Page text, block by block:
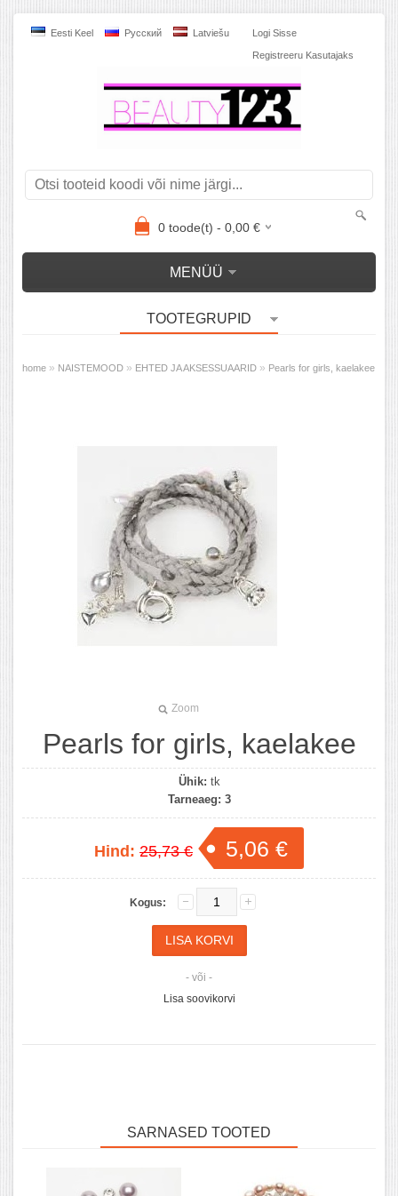
Eesti Keel Pусский Latviešu Logi Sisse
Registreeru Kasutajaks
0toode(t) - 0,00€
MENÜÜ
TOOTEGRUPID
home » NAISTEMOOD » EHTED JA AKSESSUAARID » Pearls for girls, kaelakee
Zoom
Pearls for girls, kaelakee
Ühik: tk
Tarneaeg: 3
Hind: 25,73 € 5,06 €
Kogus:
- või -
Lisa soovikorvi
SARNASED TOOTED